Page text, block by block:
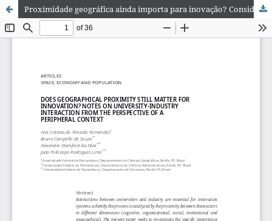
Proximidade geográfica ainda importa para inovação? Considerações baseadas na interação universidade-empresa em contexto periférico